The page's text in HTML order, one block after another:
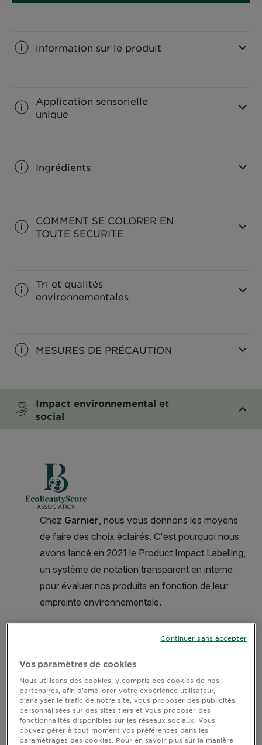
information sur le produit
Application sensorielle
unique
Ingrédients
COMMENT SE COLORER EN
TOUTE SECURITE
Tri et qualités
environnementales
MESURES DE PRÉCAUTION
Impact environnemental et
social
Vos paramètres de cookies
Nous utilisons des cookies, y compris des cookies de nos
partenaires, afin d’améliorer votre expérience utilisateur,
d’analyser le trafic de notre site, vous proposer des publicités
personnalisées sur des sites tiers et vous proposer des
fonctionnalités disponibles sur les réseaux sociaux. Vous
pouvez gérer à tout moment vos préférences dans les
paramétrages des cookies. Pour en savoir plus sur la manière
Continuer sans accepter